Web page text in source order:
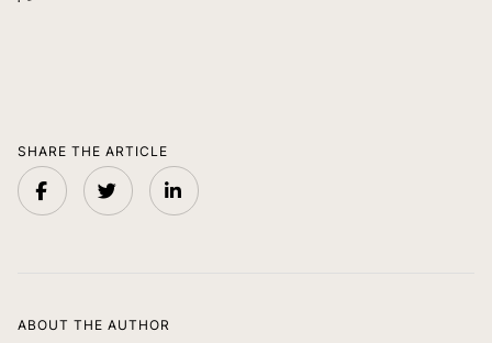
SHARE THE ARTICLE
ABOUT THE AUTHOR